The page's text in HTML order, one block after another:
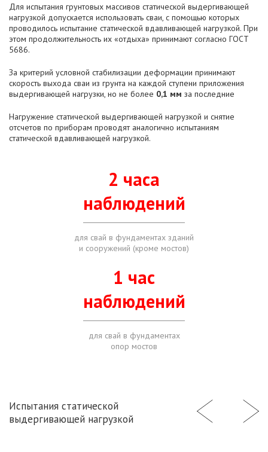
Для испытания грунтовых массивов статической выдергивающей
нагрузкой допускается использовать сваи, с помощью которых
проводилось испытание статической вдавливающей нагрузкой. При
этом продолжительность их «отдыха» принимают согласно ГОСТ
5686.
За критерий условной стабилизации деформации принимают
скорость выхода сваи из грунта на каждой ступени приложения
выдергивающей нагрузки, но не более 0,1 мм за последние
Нагружение статической выдергивающей нагрузкой и снятие
отсчетов по приборам проводят аналогично испытаниям
статической вдавливающей нагрузкой.
2 часа
наблюдений
для свай в фундаментах зданий
и сооружений (кроме мостов)
1 час
наблюдений
для свай в фундаментах
опор мостов
Испытания статической
выдергивающей нагрузкой